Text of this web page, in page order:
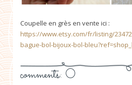
Coupelle en grès en vente ici :
https://www.etsy.com/fr/listing/
bague-bol-bijoux-bol-
comments: 0